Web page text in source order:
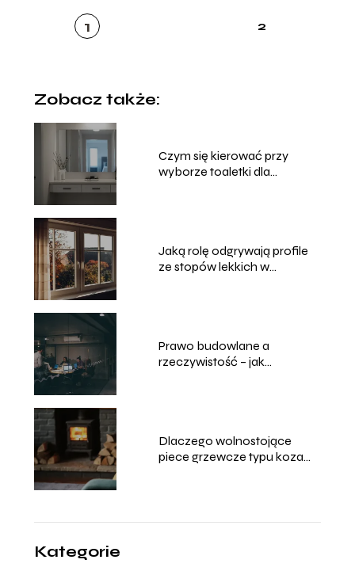
1 2
Zobacz także:
Czym się kierować przy
wyborze toaletki dla
Jaką rolę odgrywają profile
ze stopów lekkich w
Prawo budowlane a
rzeczywistość – jak
Dlaczego wolnostojące
piece grzewcze typu koza
Kategorie